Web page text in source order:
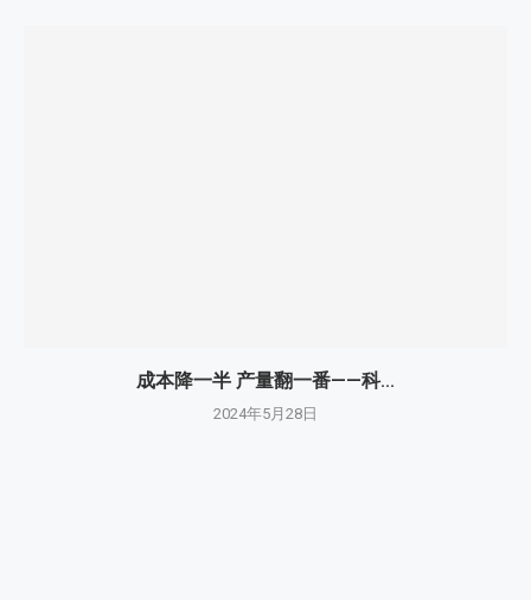
成本降一半 产量翻一番——科...
2024年5月28日